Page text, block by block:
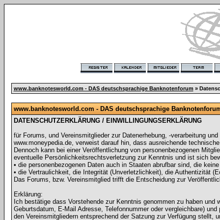
www.banknotesworld.com - DAS deutschsprachige Banknotenforum »
www.banknotesworld.com - DAS deutschsprachige
DATENSCHUTZERKLÄRUNG / EINWILLINGUNGSERKLÄRUNG
für Forums, und Vereinsmitglieder zur Datenerhebung, -verarbeitung
www.moneypedia.de, verweist darauf hin, dass ausreichende
Dennoch kann bei einer Veröffentlichung von personenbezogenen
eventuelle Persönlichkeitsrechtsverletzung zur Kenntnis und ist sich
• die personenbezogenen Daten auch in Staaten abrufbar sind, die
• die Vertraulichkeit, die Integrität (Unverletzlichkeit), die Authentizität
Das Forums, bzw. Vereinsmitglied trifft die Entscheidung zur
Erklärung:
Ich bestätige dass Vorstehende zur Kenntnis genommen zu haben
Geburtsdatum, E-Mail Adresse, Telefonnummer oder vergleichbare)
den Vereinsmitgliedern entsprechend der Satzung zur Verfügung stellt,